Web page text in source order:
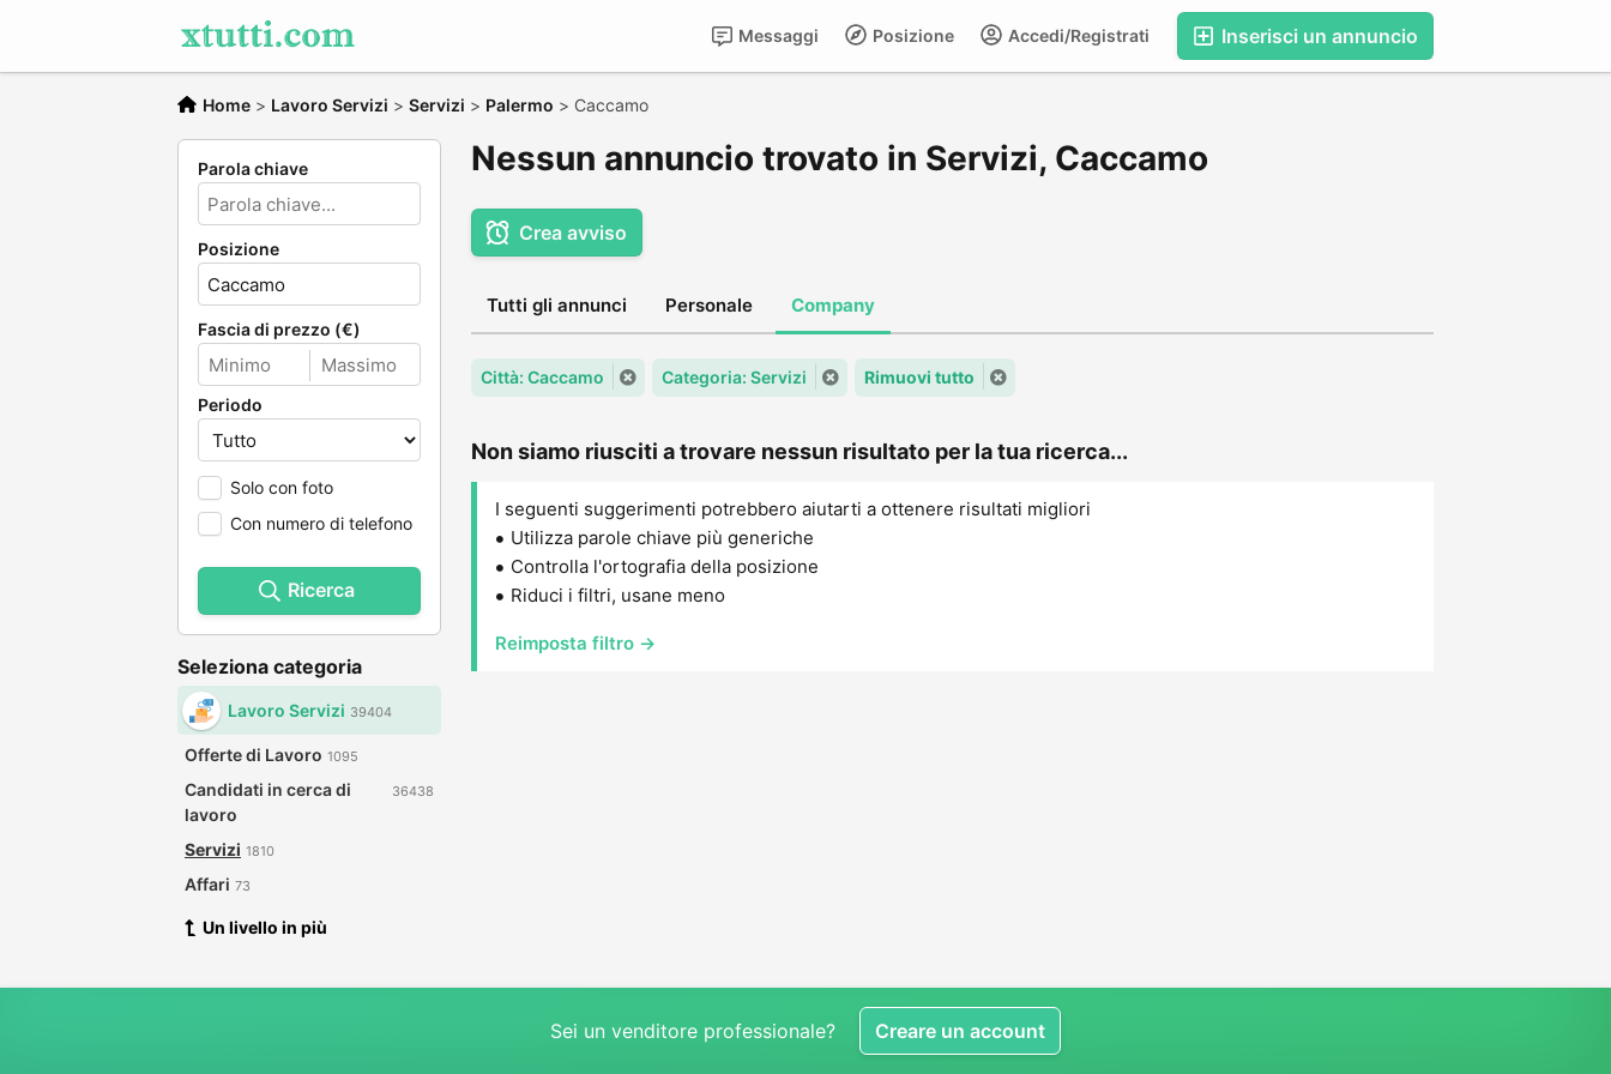
Inserisci un annuncio
Accedi/Registrati
Posizione
Messaggi
Home > Lavoro Servizi > Servizi > Palermo > Caccamo
Parola chiave
Posizione
Fascia di prezzo (€)
Periodo
Solo con foto
Con numero di telefono
Ricerca
Seleziona categoria
Lavoro Servizi 39404
Offerte di Lavoro 1095
Candidati in cerca di
lavoro
36438
Servizi 1810
Affari 73
Un livello in più
Nessun annuncio trovato in Servizi, Caccamo
Crea avviso
Tutti gli annunci Personale Company
Città: Caccamo Categoria: Servizi Rimuovi tutto
Non siamo riusciti a trovare nessun risultato per la tua ricerca...
I seguenti suggerimenti potrebbero aiutarti a ottenere risultati migliori
Utilizza parole chiave più generiche
Controlla l'ortografia della posizione
Riduci i filtri, usane meno
Reimposta filtro →
Sei un venditore professionale? Creare un account